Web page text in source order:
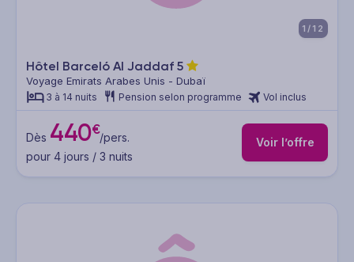
1/12
Hôtel Barceló Al Jaddaf 5
Voyage Emirats Arabes Unis - Dubaï
3 à 14 nuits Pension selon programme Vol inclus
Dès 440€/pers.
pour 4 jours / 3 nuits
Voir l’offre